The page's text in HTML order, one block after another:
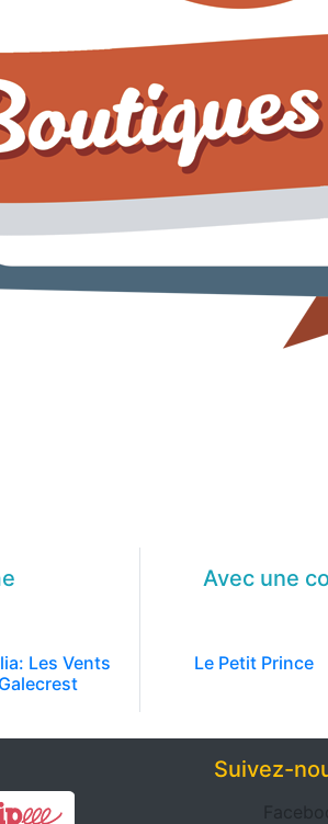
Les Vents
Avec une
Le Petit Prince
Suivez-